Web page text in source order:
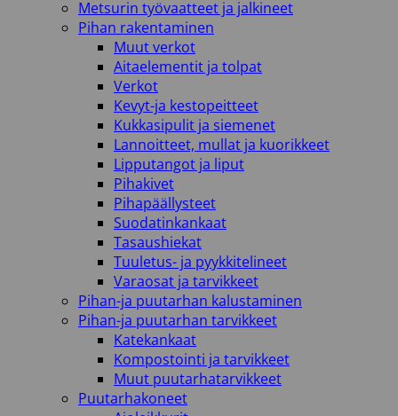
Metsurin työvaatteet ja jalkineet
Pihan rakentaminen
Muut verkot
Aitaelementit ja tolpat
Verkot
Kevyt-ja kestopeitteet
Kukkasipulit ja siemenet
Lannoitteet, mullat ja kuorikkeet
Lipputangot ja liput
Pihakivet
Pihapäällysteet
Suodatinkankaat
Tasaushiekat
Tuuletus- ja pyykkitelineet
Varaosat ja tarvikkeet
Pihan-ja puutarhan kalustaminen
Pihan-ja puutarhan tarvikkeet
Katekankaat
Kompostointi ja tarvikkeet
Muut puutarhatarvikkeet
Puutarhakoneet